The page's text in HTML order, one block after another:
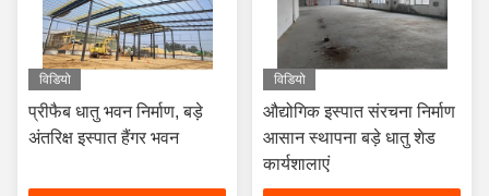
विडियो
प्रीफैब धातु भवन निर्माण, बड़े
अंतरिक्ष इस्पात हैंगर भवन
विडियो
औद्योगिक इस्पात संरचना निर्माण
आसान स्थापना बड़े धातु शेड
कार्यशालाएं